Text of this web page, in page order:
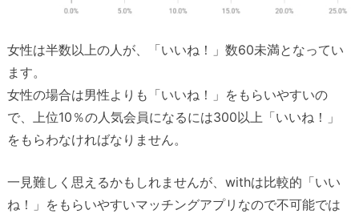
女性は半数以上の人が、「いいね！」数60未満となってい
ます。
女性の場合は男性よりも「いいね！」をもらいやすいの
で、上位10％の人気会員になるには300以上「いいね！」
をもらわなければなりません。
一見難しく思えるかもしれませんが、withは比較的「いい
ね！」をもらいやすいマッチングアプリなので不可能では